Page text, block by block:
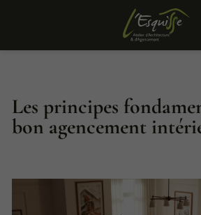
Les principes
bon agencement